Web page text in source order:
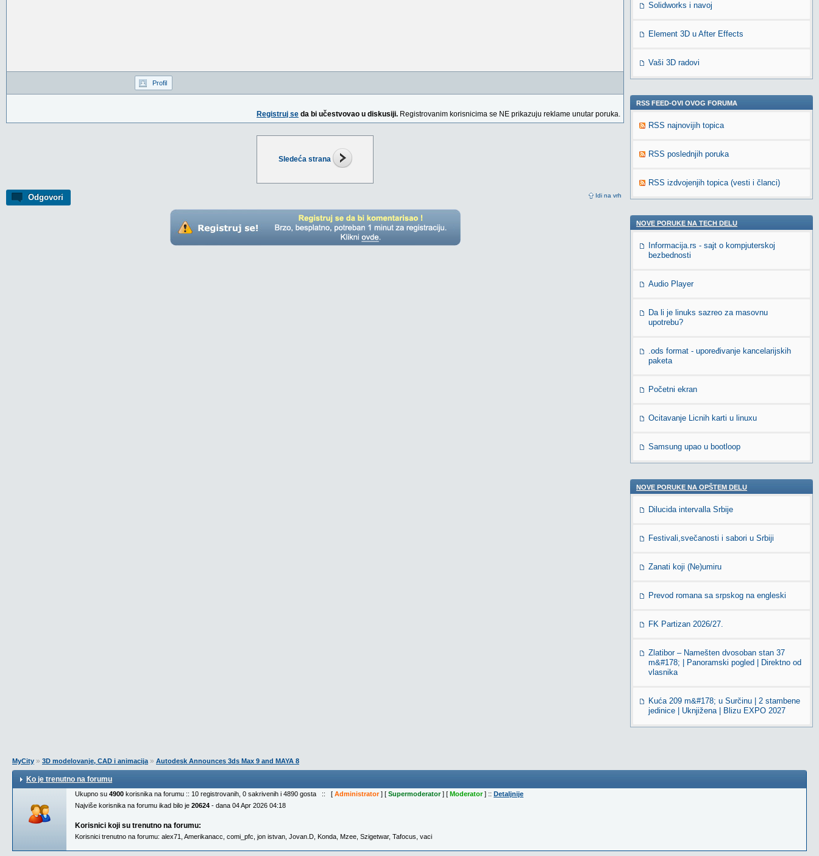
Sledeća strana
Odgovori Idi na vrh
Profil
Registruj se da bi učestvovao u diskusiji. Registrovanim korisnicima se NE prikazuju reklame unutar poruka.
Solidworks i navoj
Element 3D u After Effects
Vaši 3D radovi
RSS FEED-OVI OVOG FORUMA
RSS najnovijih topica
RSS poslednjih poruka
RSS izdvojenjih topica (vesti i članci)
NOVE PORUKE NA TECH DELU
Informacija.rs - sajt o kompjuterskoj
bezbednosti
Audio Player
Da li je linuks sazreo za masovnu
upotrebu?
.ods format - upoređivanje kancelarijskih
paketa
Početni ekran
Ocitavanje Licnih karti u linuxu
Samsung upao u bootloop
NOVE PORUKE NA OPŠTEM DELU
Dilucida intervalla Srbije
Festivali,svečanosti i sabori u Srbiji
Zanati koji (Ne)umiru
Prevod romana sa srpskog na engleski
FK Partizan 2026/27.
Zlatibor – Namešten dvosoban stan 37
m&#178; | Panoramski pogled | Direktno od
vlasnika
Kuća 209 m&#178; u Surčinu | 2 stambene
jedinice | Uknjižena | Blizu EXPO 2027
MyCity » 3D modelovanje, CAD i animacija» Autodesk Announces 3ds Max 9 and MAYA 8
Ko je trenutno na forumu
Ukupno su 4900 korisnika na forumu :: 10 registrovanih, 0 sakrivenih i 4890 gosta :: [ Administrator] [ Supermoderator] [ Moderator] :: Detaljnije
Najviše korisnika na forumu ikad bilo je 20624 - dana 04 Apr 2026 04:18
Korisnici koji su trenutno na forumu:
Korisnici trenutno na forumu: alex71 Amerikanacc comi_pfc jon istvan Jovan.D Konda Mzee Szigetwar, Tafocus vaci